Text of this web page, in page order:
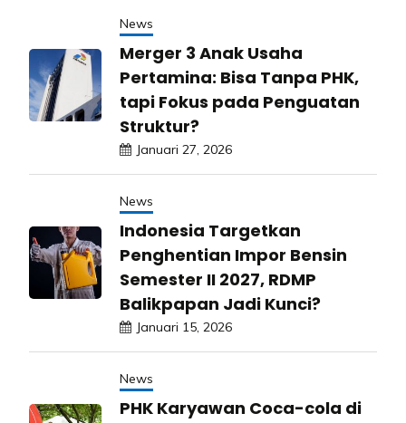
News
Merger 3 Anak Usaha
Pertamina: Bisa Tanpa PHK,
tapi Fokus pada Penguatan
Struktur?
Januari 27, 2026
News
Indonesia Targetkan
Penghentian Impor Bensin
Semester II 2027, RDMP
Balikpapan Jadi Kunci?
Januari 15, 2026
News
PHK Karyawan Coca-cola di